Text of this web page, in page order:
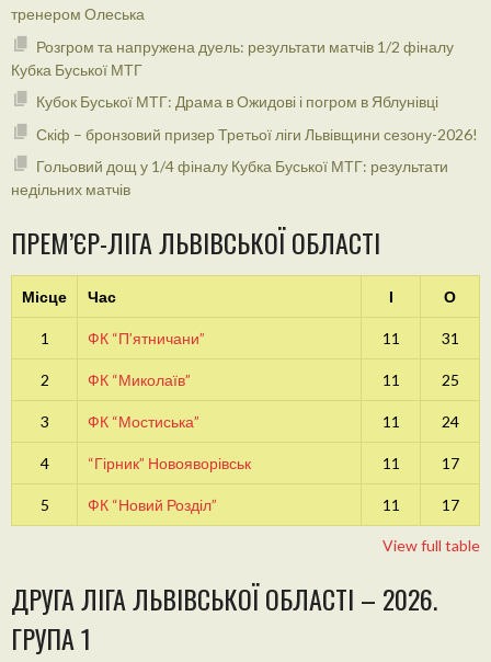
тренером Олеська
Розгром та напружена дуель: результати матчів 1/2 фіналу
Кубка Буської МТГ
Кубок Буської МТГ: Драма в Ожидові і погром в Яблунівці
Скіф – бронзовий призер Третьої ліги Львівщини сезону-2026!
Гольовий дощ у 1/4 фіналу Кубка Буської МТГ: результати
недільних матчів
ПРЕМ’ЄР-ЛІГА ЛЬВІВСЬКОЇ ОБЛАСТІ
Місце Час І О
1 ФК “П’ятничани” 11 31
2 ФК “Миколаїв” 11 25
3 ФК “Мостиська” 11 24
4 “Гірник” Новояворівськ 11 17
5 ФК “Новий Розділ” 11 17
View full table
ДРУГА ЛІГА ЛЬВІВСЬКОЇ ОБЛАСТІ – 2026.
ГРУПА 1